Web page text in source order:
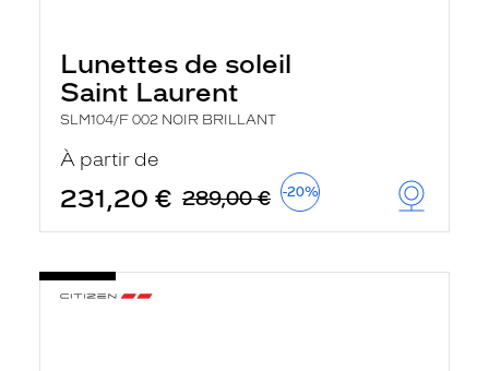
Lunettes de soleil
Saint Laurent
SLM104/F 002 NOIR BRILLANT
À partir de
231,20 € 289,00 € -20%